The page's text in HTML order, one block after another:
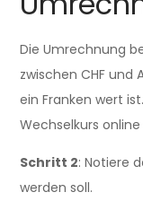
Die Umrechnung
zwischen CHF und
ein Franken wert ist.
Wechselkurs
Schritt 2: Notiere
werden soll.